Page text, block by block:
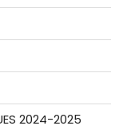
2024-2025